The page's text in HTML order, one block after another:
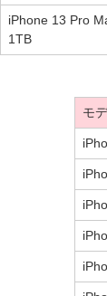
iPhone 13 Pro
1TB
モ